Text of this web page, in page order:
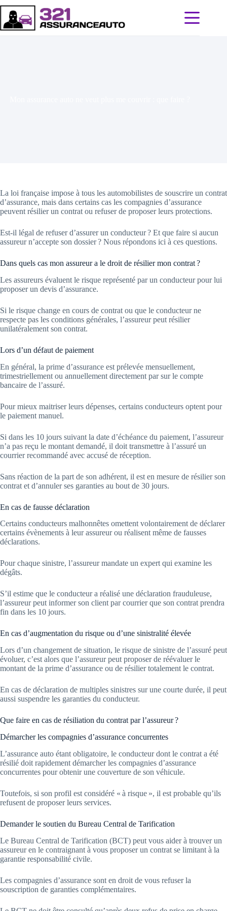
Passer
contenu
La loi française impose à tous les automobilistes de souscrire un contrat
d’assurance, mais dans certains cas les compagnies d’assurance
peuvent résilier un contrat ou refuser de proposer leurs protections.
Est-il légal de refuser d’assurer un conducteur ? Et que faire si aucun
assureur n’accepte son dossier ? Nous répondons ici à ces questions.
Dans quels cas mon assureur a le droit de résilier mon contrat ?
Les assureurs évaluent le risque représenté par un conducteur pour lui
proposer un devis d’assurance.
Si le risque change en cours de contrat ou que le conducteur ne
respecte pas les conditions générales, l’assureur peut résilier
unilatéralement son contrat.
Lors d’un défaut de paiement
En général, la prime d’assurance est prélevée mensuellement,
trimestriellement ou annuellement directement par sur le compte
bancaire de l’assuré.
Pour mieux maitriser leurs dépenses, certains conducteurs optent pour
le paiement manuel.
Si dans les 10 jours suivant la date d’échéance du paiement, l’assureur
n’a pas reçu le montant demandé, il doit transmettre à l’assuré un
courrier recommandé avec accusé de réception.
Sans réaction de la part de son adhérent, il est en mesure de résilier son
contrat et d’annuler ses garanties au bout de 30 jours.
En cas de fausse déclaration
Certains conducteurs malhonnêtes omettent volontairement de déclarer
certains évènements à leur assureur ou réalisent même de fausses
déclarations.
Pour chaque sinistre, l’assureur mandate un expert qui examine les
dégâts.
S’il estime que le conducteur a réalisé une déclaration frauduleuse,
l’assureur peut informer son client par courrier que son contrat prendra
fin dans les 10 jours.
En cas d’augmentation du risque ou d’une sinistralité élevée
Lors d’un changement de situation, le risque de sinistre de l’assuré peut
évoluer, c’est alors que l’assureur peut proposer de réévaluer le
montant de la prime d’assurance ou de résilier totalement le contrat.
En cas de déclaration de multiples sinistres sur une courte durée, il peut
aussi suspendre les garanties du conducteur.
Que faire en cas de résiliation du contrat par l’assureur ?
Démarcher les compagnies d’assurance concurrentes
L’assurance auto étant obligatoire, le conducteur dont le contrat a été
résilié doit rapidement démarcher les compagnies d’assurance
concurrentes pour obtenir une couverture de son véhicule.
Toutefois, si son profil est considéré « à risque », il est probable qu’ils
refusent de proposer leurs services.
Demander le soutien du Bureau Central de Tarification
Le Bureau Central de Tarification (BCT) peut vous aider à trouver un
assureur en le contraignant à vous proposer un contrat se limitant à la
garantie responsabilité civile.
Les compagnies d’assurance sont en droit de vous refuser la
souscription de garanties complémentaires.